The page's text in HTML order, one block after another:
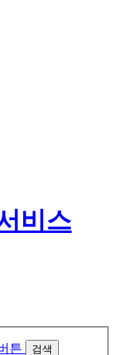
검색